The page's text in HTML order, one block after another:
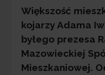
Większość
kojarzy Adama
byłego prezesa
Mazowieckiej
Mieszkaniowej.